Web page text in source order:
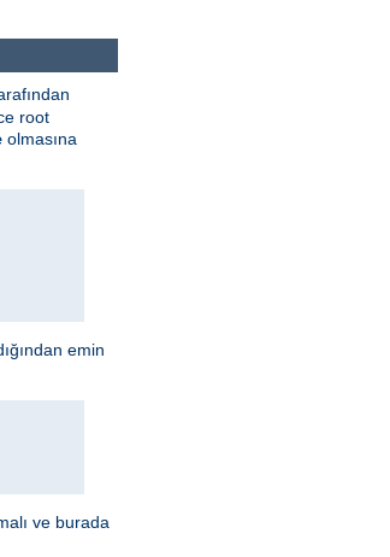
root
olmasına
emin
ve burada